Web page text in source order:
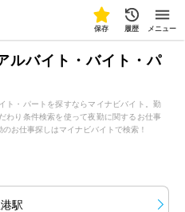
保存 履歴 メニュー
ルバイト・バイト・パ
ト・パートを探すならマイナビバイト。勤
わり条件検索を使って夜勤に関するお仕事
お仕事探しはマイナビバイトで検索！
駅